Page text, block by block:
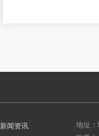
新闻资讯
地址